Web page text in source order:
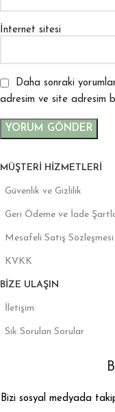
İnternet sitesi
Daha sonraki
adresim ve site adresim
MÜŞTERI HIZMETLERI
Güvenlik ve Gizlilik
Geri Ödeme ve İade
Mesafeli Satış Sözleşmesi
KVKK
BIZE ULAŞIN
İletişim
Sık Sorulan Sorular
Bizi sosyal medyada